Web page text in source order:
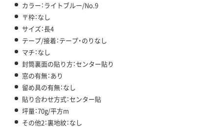
カラー：ライトブルー/No.9
〒枠：なし
サイズ：長4
テープ/接着：テープ・のりなし
マチ：なし
封筒裏面の貼り方：センター貼り
窓の有無：あり
留め具の有無：なし
貼り合わせ方式：センター貼
坪量：70g/平方m
その他2：裏地紋：なし